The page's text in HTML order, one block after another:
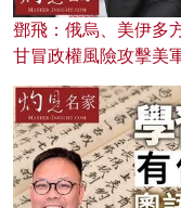
鄧飛：俄烏、美伊多
甘冒政權風險攻擊美